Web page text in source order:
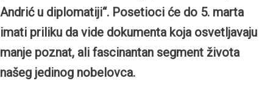
Andrić u diplomatiji“. Posetioci će do 5. marta
imati priliku da vide dokumenta koja osvetljavaju
manje poznat, ali fascinantan segment života
našeg jedinog nobelovca.